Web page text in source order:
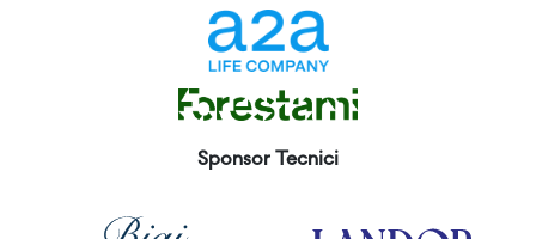
Sponsor Tecnici